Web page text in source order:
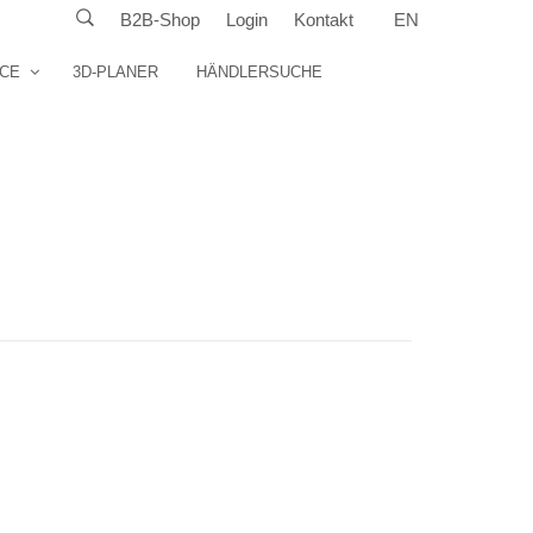
B2B-Shop Login Kontakt EN
3D-PLANER HÄNDLERSUCHE